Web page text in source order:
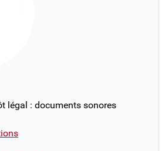
légal : documents sonores